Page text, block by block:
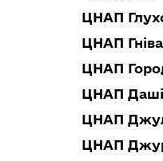
ЦНАП
ЦНАП
ЦНАП
ЦНАП
ЦНАП
ЦНАП